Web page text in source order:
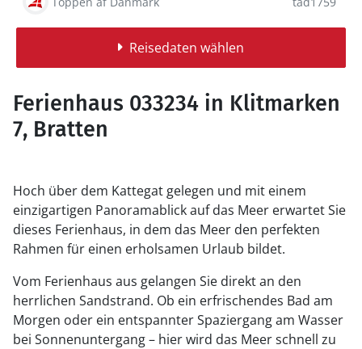
Reisedaten wählen
Ferienhaus 033234 in Klitmarken
7, Bratten
Hoch über dem Kattegat gelegen und mit einem
einzigartigen Panoramablick auf das Meer erwartet Sie
dieses Ferienhaus, in dem das Meer den perfekten
Rahmen für einen erholsamen Urlaub bildet.
Vom Ferienhaus aus gelangen Sie direkt an den
herrlichen Sandstrand. Ob ein erfrischendes Bad am
Morgen oder ein entspannter Spaziergang am Wasser
bei Sonnenuntergang – hier wird das Meer schnell zu